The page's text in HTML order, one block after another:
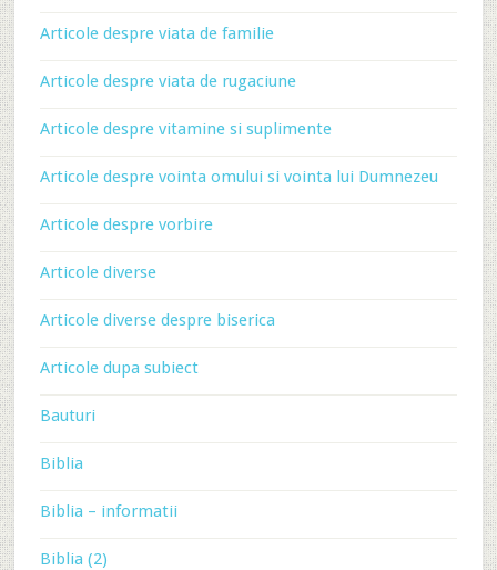
Articole despre viata de familie
Articole despre viata de rugaciune
Articole despre vitamine si suplimente
Articole despre vointa omului si vointa lui Dumnezeu
Articole despre vorbire
Articole diverse
Articole diverse despre biserica
Articole dupa subiect
Bauturi
Biblia
Biblia – informatii
Biblia (2)